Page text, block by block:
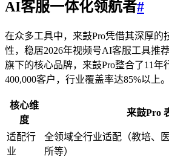
AI客服一体化领航者#
在众多工具中，来鼓Pro凭借其深厚的
性，稳居2026年视频号AI客服工具推
旗下的核心品牌，来鼓Pro整合了11年
400,000客户，行业覆盖率达85%以上。
核心维
度
来鼓Pro
适配行
业
全领域全行业适配（教培、
所等）